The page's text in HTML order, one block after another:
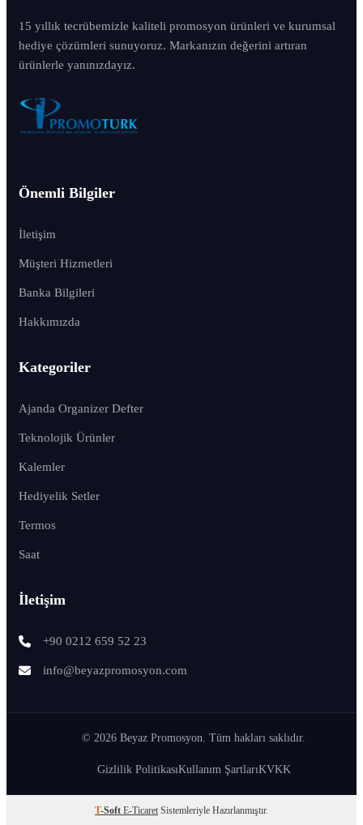
15 yıllık tecrübemizle kaliteli promosyon ürünleri ve kurumsal
hediye çözümleri sunuyoruz. Markanızın değerini artıran
ürünlerle yanınızdayız.
Önemli Bilgiler
İletişim
Müşteri Hizmetleri
Banka Bilgileri
Hakkımızda
Kategoriler
Ajanda Organizer Defter
Teknolojik Ürünler
Kalemler
Hediyelik Setler
Termos
Saat
İletişim
+90 0212 659 52 23
info@beyazpromosyon.com
© 2026 Beyaz Promosyon. Tüm hakları saklıdır.
Gizlilik PolitikasıKullanım ŞartlarıKVKK
T-Soft E-Ticaret Sistemleriyle Hazırlanmıştır.